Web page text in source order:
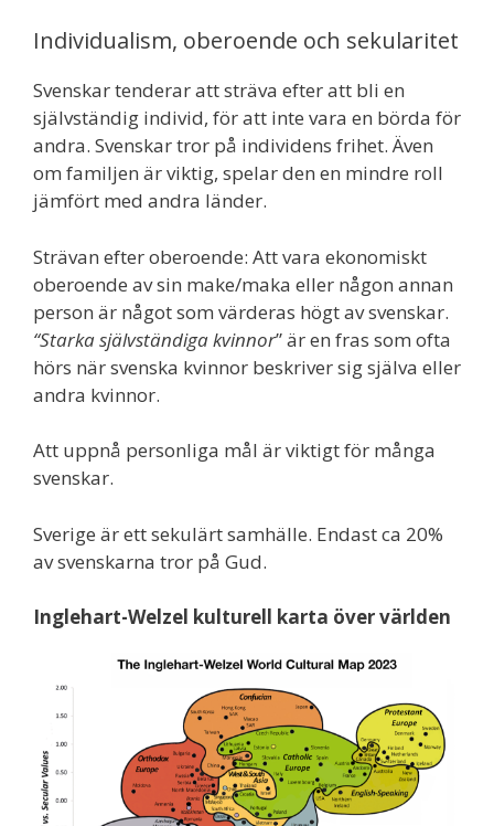
Individualism, oberoende och sekularitet
Svenskar tenderar att sträva efter att bli en
självständig individ, för att inte vara en börda för
andra. Svenskar tror på individens frihet. Även
om familjen är viktig, spelar den en mindre roll
jämfört med andra länder.
Strävan efter oberoende: Att vara ekonomiskt
oberoende av sin make/maka eller någon annan
person är något som värderas högt av svenskar.
“Starka självständiga kvinnor” är en fras som ofta
hörs när svenska kvinnor beskriver sig själva eller
andra kvinnor.
Att uppnå personliga mål är viktigt för många
svenskar.
Sverige är ett sekulärt samhälle. Endast ca 20%
av svenskarna tror på Gud.
Inglehart-Welzel kulturell karta över världen